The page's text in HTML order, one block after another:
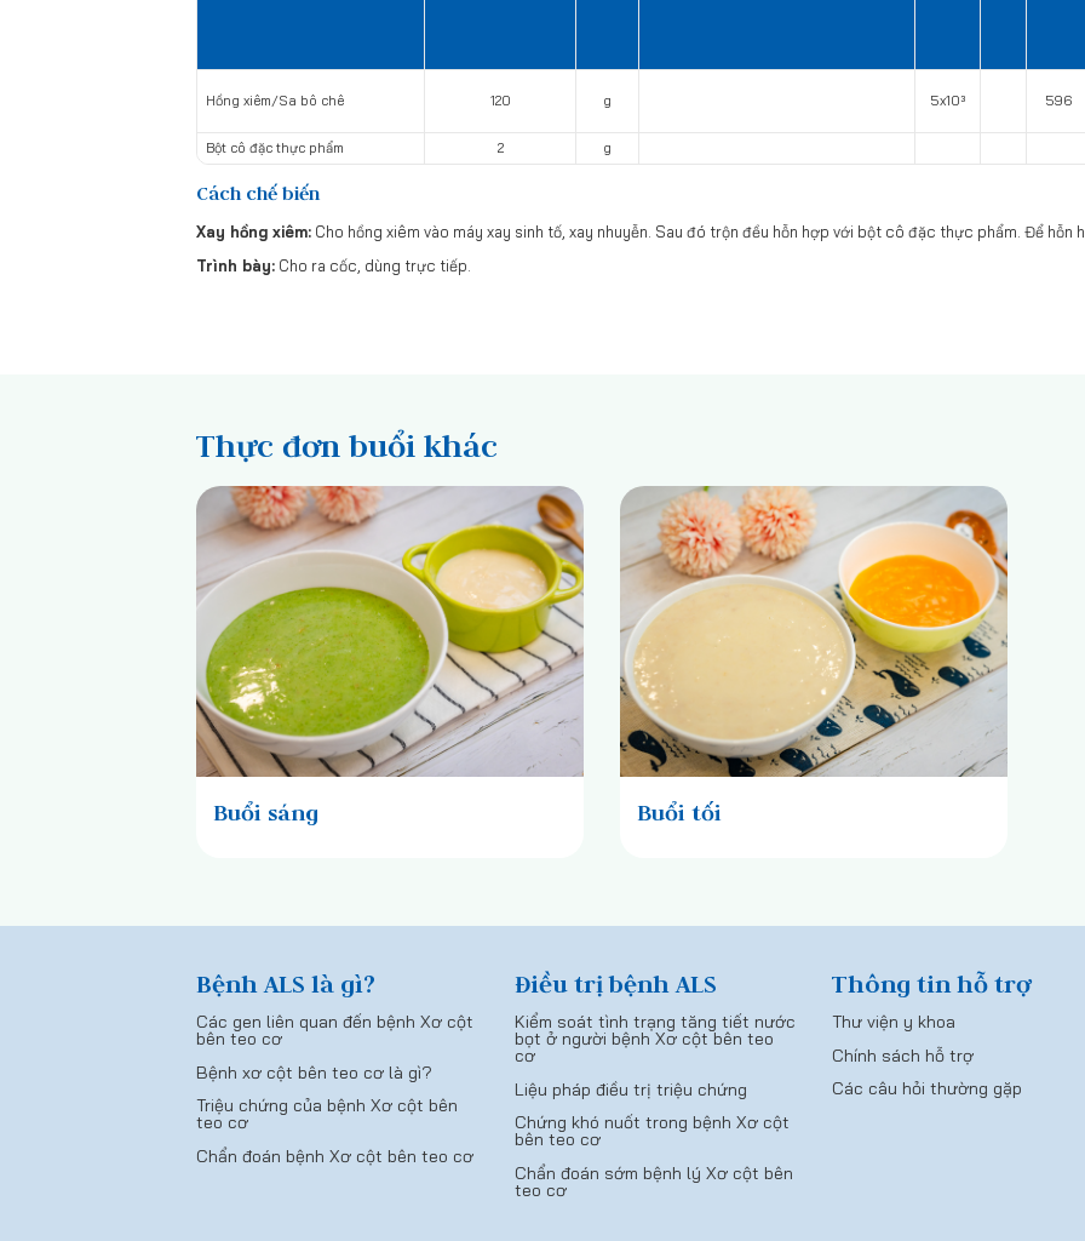
Hồng xiêm/Sa bô chê 120 g 5x10³ 596
Bột cô đặc thực phẩm 2 g
Cách chế biến
Xay hồng xiêm: Cho hồng xiêm vào máy xay sinh tố, xay nhuyễn. Sau đó trộn đều hỗn hợp với bột cô đặc thực phẩm. Để hỗn
Trình bày: Cho ra cốc, dùng trực tiếp.
Thực đơn buổi khác
Buổi sáng Buổi tối
Bệnh ALS là gì?
Các gen liên quan đến bệnh Xơ cột
bên teo cơ
Bệnh xơ cột bên teo cơ là gì?
Triệu chứng của bệnh Xơ cột bên
teo cơ
Chẩn đoán bệnh Xơ cột bên teo cơ
Điều trị bệnh ALS
Kiểm soát tình trạng tăng tiết nước
bọt ở người bệnh Xơ cột bên teo
cơ
Liệu pháp điều trị triệu chứng
Chứng khó nuốt trong bệnh Xơ cột
bên teo cơ
Chẩn đoán sớm bệnh lý Xơ cột bên
teo cơ
Thông tin hỗ trợ
Thư viện y khoa
Chính sách hỗ trợ
Các câu hỏi thường gặp